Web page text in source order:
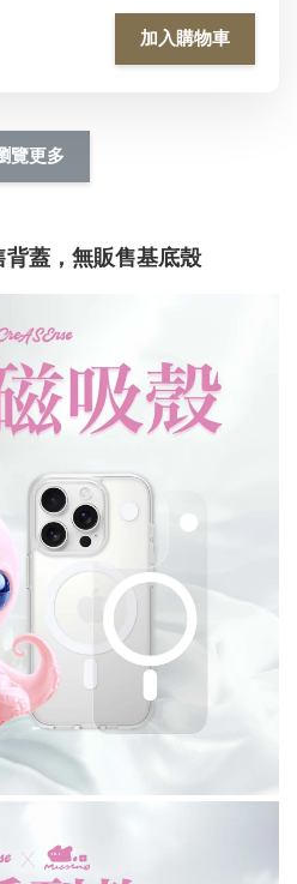
加入購物車
覽更多
蓋，無販售基底殼